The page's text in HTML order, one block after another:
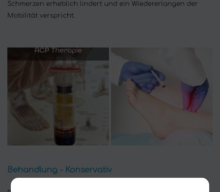
Schmerzen erheblich lindert und ein Wiedererlangen der
Mobilität verspricht.
Behandlung - Konservativ